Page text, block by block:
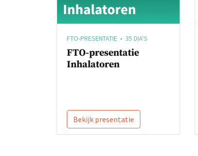
FTO-PRESENTATIE • 35 DIA'S
FTO-presentatie
Inhalatoren
Bekijk presentatie